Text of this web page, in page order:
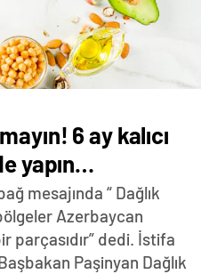
6 ay kalıcı
yapın…
mesajında “ Dağlık
Azerbaycan
parçasıdır” dedi. İstifa
Paşinyan Dağlık